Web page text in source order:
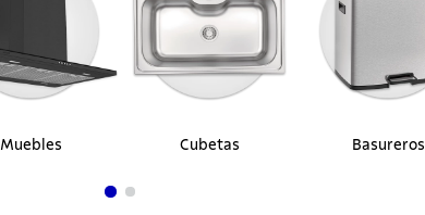
Muebles Cubetas Basureros